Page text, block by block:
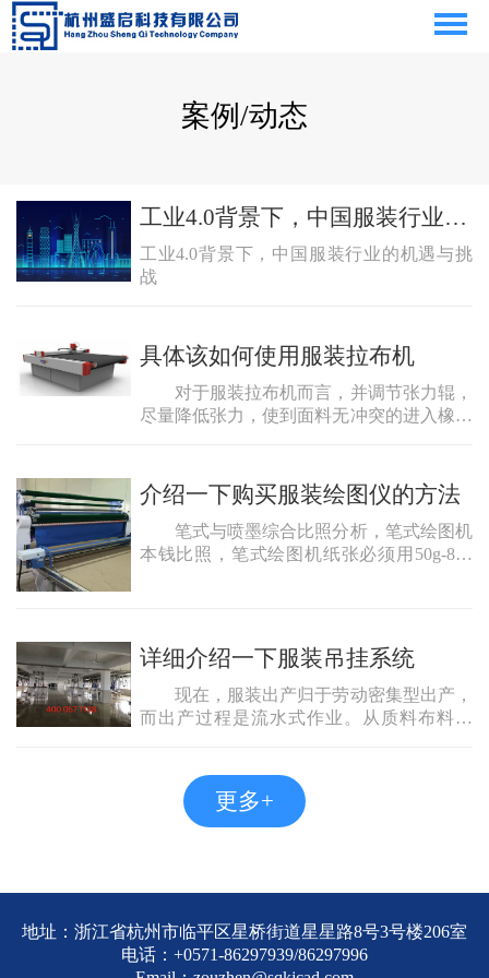
案例/动态
工业4.0背景下，中国服装行业的机遇与挑战
工业4.0背景下，中国服装行业的机遇与挑
战
具体该如何使用服装拉布机
对于服装拉布机而言，并调节张力辊，
尽量降低张力，使到面料无冲突的进入橡胶
布机是目前服装出产中对纯棉、布料、化
纤、混纺面料、毛呢类面料进行机械预缩的
整理设备。
介绍一下购买服装绘图仪的方法
笔式与喷墨综合比照分析，笔式绘图机
本钱比照，笔式绘图机纸张必须用50g-80g
卷）。
详细介绍一下服装吊挂系统
现在，服装出产归于劳动密集型出产，
而出产过程是流水式作业。从质料布料开
更多+
地址：浙江省杭州市临平区星桥街道星星路8号3号楼206室
电话：+0571-86297939/86297996